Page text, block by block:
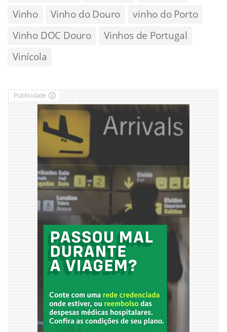
Vinho
Vinho do Douro
vinho do Porto
Vinho DOC Douro
Vinhos de Portugal
Vinícola
Publicidade